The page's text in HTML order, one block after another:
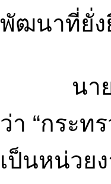
พัฒนาที่ยั่ง
นายปร
ว่า “กระ
เป็นหน่วย